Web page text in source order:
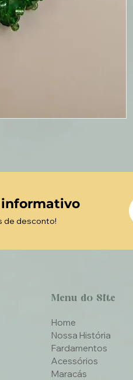
informativo
de desconto!
Menu do Site
Home
Nossa História
Fardamentos
Acessórios
Maracás